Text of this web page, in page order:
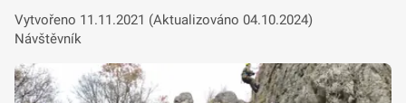
Vytvořeno 11.11.2021 (Aktualizováno 04.10.2024)
Návštěvník